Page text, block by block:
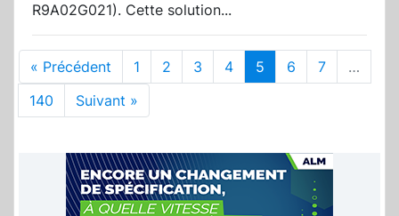
R9A02G021). Cette solution...
« Précédent 1 2 3 4 5 6 7
…
140
Suivant »